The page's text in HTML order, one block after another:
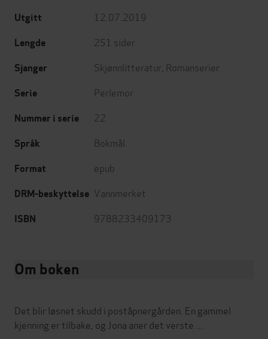
Utgitt 12.07.2019
Lengde 251 sider
Sjanger Skjønnlitteratur Romanserier
Serie Perlemor
Nummer i serie 22
Språk Bokmål
Format epub
DRM-beskyttelse Vannmerket
ISBN 9788233409173
Om boken
Det blir løsnet skudd i poståpnergården. En gammel
kjenning er tilbake, og Jona aner det verste ...